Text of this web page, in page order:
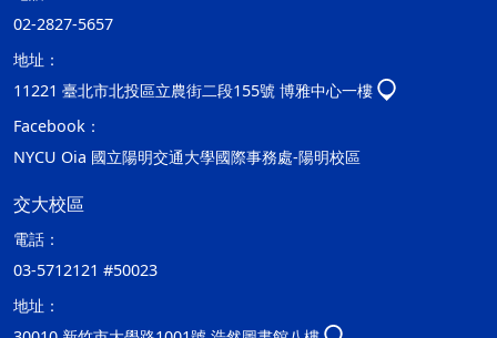
02-2827-5657
地址：
11221 臺北市北投區立農街二段155號 博雅中心一樓
Facebook：
NYCU Oia 國立陽明交通大學國際事務處-陽明校區
交大校區
電話：
03-5712121 #50023
地址：